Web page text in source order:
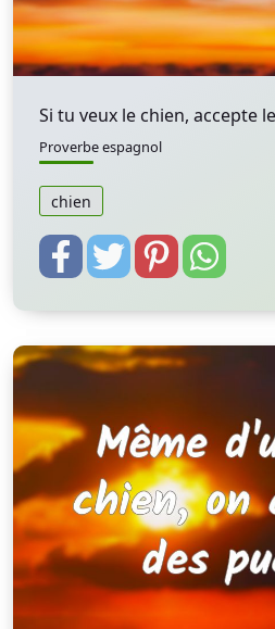
Si tu veux le chien, accepte
Proverbe espagnol
chien